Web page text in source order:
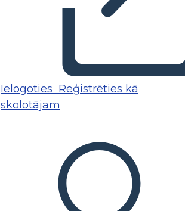
Ielogoties Reģistrēties kā
skolotājam